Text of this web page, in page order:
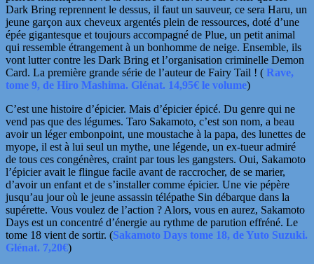
Dark Bring reprennent le dessus, il faut un sauveur, ce sera Haru, un
jeune garçon aux cheveux argentés plein de ressources, doté d’une
épée gigantesque et toujours accompagné de Plue, un petit animal
qui ressemble étrangement à un bonhomme de neige. Ensemble, ils
vont lutter contre les Dark Bring et l’organisation criminelle Demon
Card. La première grande série de l’auteur de Fairy Tail ! ( Rave,
tome 9, de Hiro Mashima. Glénat. 14,95€ le volume)
C’est une histoire d’épicier. Mais d’épicier épicé. Du genre qui ne
vend pas que des légumes. Taro Sakamoto, c’est son nom, a beau
avoir un léger embonpoint, une moustache à la papa, des lunettes de
myope, il est à lui seul un mythe, une légende, un ex-tueur admiré
de tous ces congénères, craint par tous les gangsters. Oui, Sakamoto
l’épicier avait le flingue facile avant de raccrocher, de se marier,
d’avoir un enfant et de s’installer comme épicier. Une vie pépère
jusqu’au jour où le jeune assassin télépathe Sin débarque dans la
supérette. Vous voulez de l’action ? Alors, vous en aurez, Sakamoto
Days est un concentré d’énergie au rythme de parution effréné. Le
tome 18 vient de sortir. (Sakamoto Days tome 18, de Yuto Suzuki.
Glénat. 7,20€)